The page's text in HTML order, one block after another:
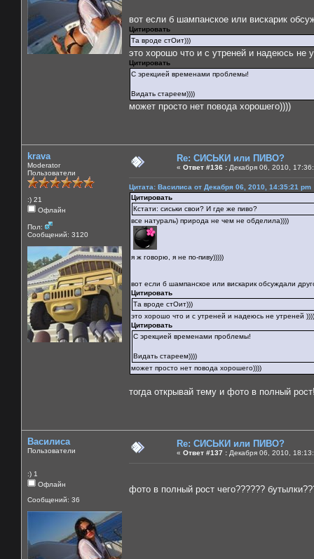
вот если б шампанское или вискарик
Цитировать
Та вроде стОит)))
это хорошо что и с утреней и надеюсь не
Цитировать
С эрекцией временами проблемы!
Видать стареем))))
может просто нет повода хорошего))))
krava
Moderator
Пользователи
:) 21
Офлайн
Пол:
Сообщений: 3120
Re: СИСЬКИ или ПИВО?
« Ответ #136 : Декабря 06, 2010,
Цитата: Василиса от Декабря 06, 2010, 14:35:21 pm
Цитировать
Кстати: сиськи свои? И где же пиво?
все натураль) природа не чем не обделила))))
я ж говорю, я не по-пиву)))))
вот если б шампанское или вискарик обсуждали
Цитировать
Та вроде стОит)))
это хорошо что и с утреней и надеюсь не утреней
Цитировать
С эрекцией временами проблемы!
Видать стареем))))
может просто нет повода хорошего))))
тогда открывай тему и фото в полный
Василиса
Пользователи
:) 1
Офлайн
Сообщений: 36
Re: СИСЬКИ или ПИВО?
« Ответ #137 : Декабря 06, 2010,
фото в полный рост чего??????